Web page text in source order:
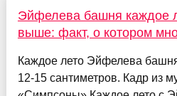
Эйфелева башня каждое
выше: факт, о котором
Каждое лето Эйфелева
12-15 сантиметров. Кадр из